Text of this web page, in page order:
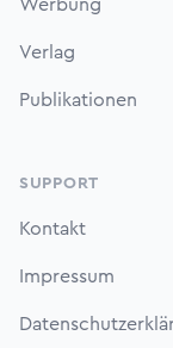
Werbung
Verlag
Publikationen
SUPPORT
Kontakt
Impressum